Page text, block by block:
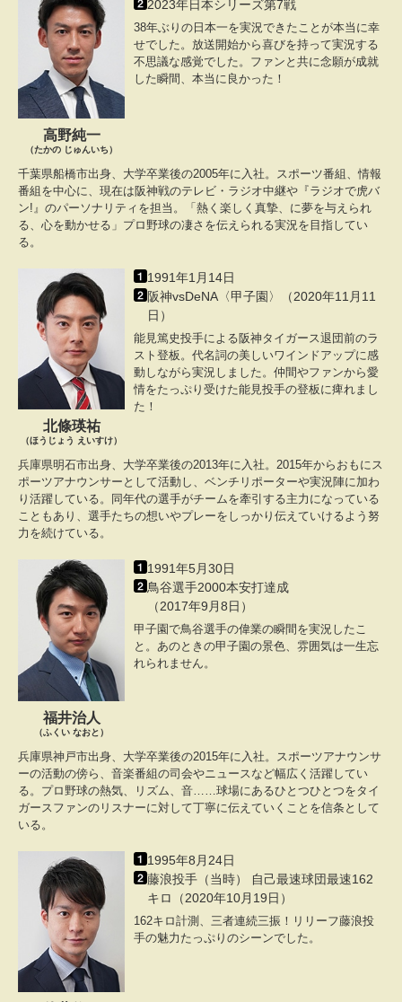
高野純一
（たかの じゅんいち）
2023年日本シリーズ第7戦
38年ぶりの日本一を実況できたことが本当に幸
せでした。放送開始から喜びを持って実況する
不思議な感覚でした。ファンと共に念願が成就
した瞬間、本当に良かった！
千葉県船橋市出身、大学卒業後の2005年に入社。スポーツ番組、情報
番組を中心に、現在は阪神戦のテレビ・ラジオ中継や『ラジオで虎バ
ン!』のパーソナリティを担当。「熱く楽しく真摯、に夢を与えられ
る、心を動かせる」プロ野球の凄さを伝えられる実況を目指してい
る。
北條瑛祐
（ほうじょう えいすけ）
1991年1月14日
阪神vsDeNA〈甲子園〉（2020年11月11
日）
能見篤史投手による阪神タイガース退団前のラ
スト登板。代名詞の美しいワインドアップに感
動しながら実況しました。仲間やファンから愛
情をたっぷり受けた能見投手の登板に痺れまし
た！
兵庫県明石市出身、大学卒業後の2013年に入社。2015年からおもにス
ポーツアナウンサーとして活動し、ベンチリポーターや実況陣に加わ
り活躍している。同年代の選手がチームを牽引する主力になっている
こともあり、選手たちの想いやプレーをしっかり伝えていけるよう努
力を続けている。
福井治人
（ふくい なおと）
1991年5月30日
鳥谷選手2000本安打達成
（2017年9月8日）
甲子園で鳥谷選手の偉業の瞬間を実況したこ
と。あのときの甲子園の景色、雰囲気は一生忘
れられません。
兵庫県神戸市出身、大学卒業後の2015年に入社。スポーツアナウンサ
ーの活動の傍ら、音楽番組の司会やニュースなど幅広く活躍してい
る。プロ野球の熱気、リズム、音……球場にあるひとつひとつをタイ
ガースファンのリスナーに対して丁寧に伝えていくことを信条として
いる。
1995年8月24日
藤浪投手（当時） 自己最速球団最速162
キロ（2020年10月19日）
162キロ計測、三者連続三振！リリーフ藤浪投
手の魅力たっぷりのシーンでした。